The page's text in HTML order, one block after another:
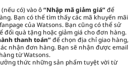
có) vào ô“Nhập mã giảm giá”để
Bạn có thể tìm thấy các mã khuyến mãi
của Watsons. Bạn cũng có thể sử
đổi quà tặng hoặc giảm giá cho đơn hàng.
thanh toán”để chọn địa chỉ giao hàng,
nhận đơn hàng. Bạn sẽ nhận được email
từ Watsons.
thức những sản phẩm tuyệt vời từ